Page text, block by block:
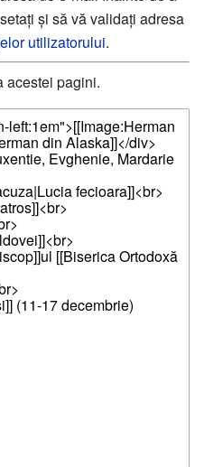
și să vă validați adresa
utilizatorului.
acestei pagini.